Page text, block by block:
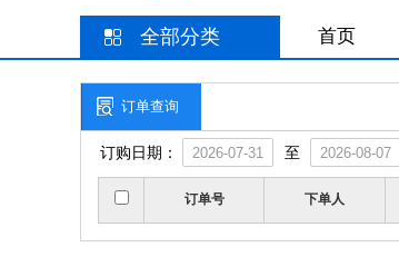
全部分类 首页
订单查询
订购日期： 至
订单号 下单人